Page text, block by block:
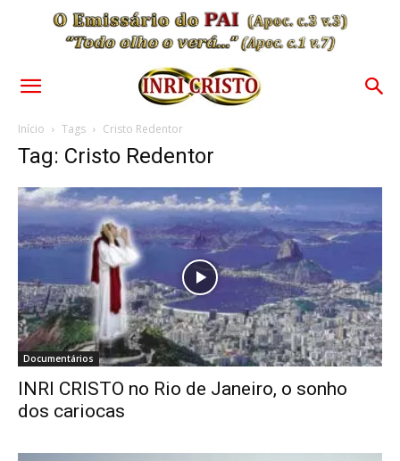
Início Tags Cristo Redentor
Tag: Cristo Redentor
Documentários
INRI CRISTO no Rio de Janeiro, o sonho
dos cariocas